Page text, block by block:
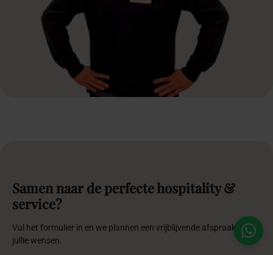
Samen naar de perfecte hospitality &
service?
Vul het formulier in en we plannen een vrijblijvende afspraak over
jullie wensen.